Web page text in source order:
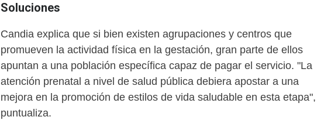
Soluciones
Candia explica que si bien existen agrupaciones y centros que
promueven la actividad física en la gestación, gran parte de ellos
apuntan a una población específica capaz de pagar el servicio. "La
atención prenatal a nivel de salud pública debiera apostar a una
mejora en la promoción de estilos de vida saludable en esta etapa",
puntualiza.